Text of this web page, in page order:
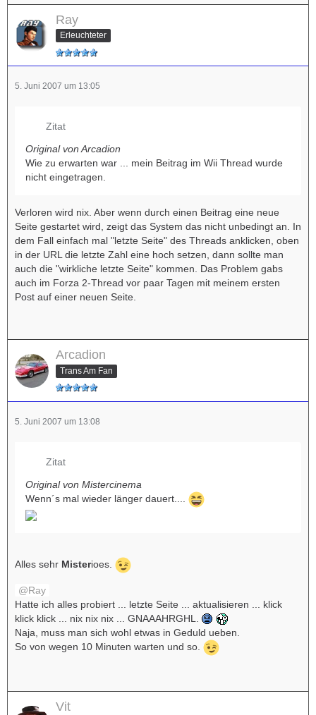
Ray
Erleuchteter
5. Juni 2007 um 13:05
Zitat
Original von Arcadion
Wie zu erwarten war ... mein Beitrag im Wii Thread wurde
nicht eingetragen.
Verloren wird nix. Aber wenn durch einen Beitrag eine neue
Seite gestartet wird, zeigt das System das nicht unbedingt an. In
dem Fall einfach mal "letzte Seite" des Threads anklicken, oben
in der URL die letzte Zahl eine hoch setzen, dann sollte man
auch die "wirkliche letzte Seite" kommen. Das Problem gabs
auch im Forza 2-Thread vor paar Tagen mit meinem ersten
Post auf einer neuen Seite.
Arcadion
Trans Am Fan
5. Juni 2007 um 13:08
Zitat
Original von Mistercinema
Wenn´s mal wieder länger dauert....
Alles sehr Misterioes.
Ray
Hatte ich alles probiert ... letzte Seite ... aktualisieren ... klick
klick klick ... nix nix nix ... GNAAAHRGHL.
Naja, muss man sich wohl etwas in Geduld ueben.
So von wegen 10 Minuten warten und so.
Vit